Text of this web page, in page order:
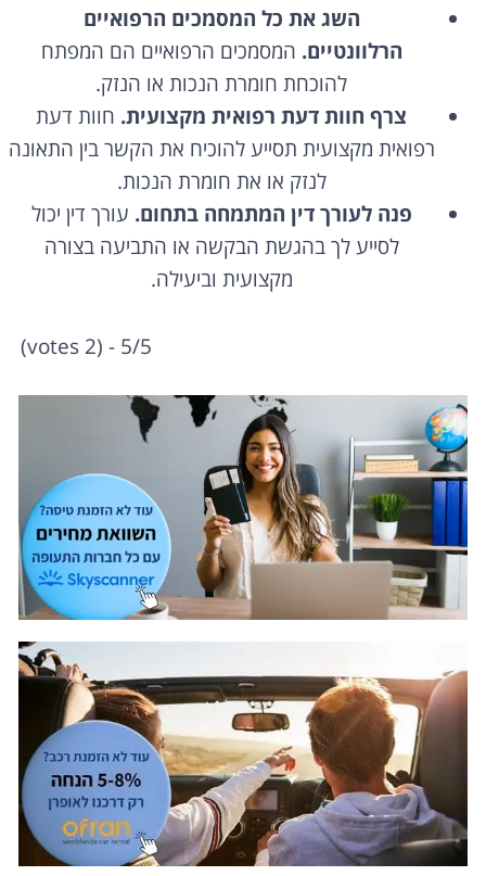
השג את כל המסמכים הרפואיים
הרלוונטיים. המסמכים הרפואיים הם המפתח
להוכחת חומרת הנכות או הנזק.
צרף חוות דעת רפואית מקצועית. חוות דעת
רפואית מקצועית תסייע להוכיח את הקשר בין התאונה
לנזק או את חומרת הנכות.
פנה לעורך דין המתמחה בתחום. עורך דין יכול
לסייע לך בהגשת הבקשה או התביעה בצורה
מקצועית וביעילה.
5/5 - (2 votes)